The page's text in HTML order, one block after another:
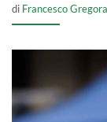
di Francesco